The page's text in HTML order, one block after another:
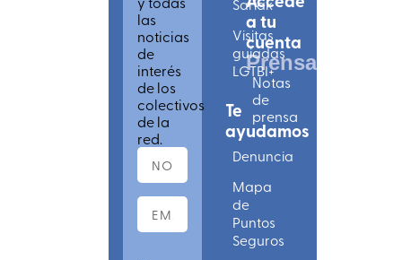
las
noticias
de
interés
de los
colectivos
de la
red.
Sariak
Visitas
guiadas
LGTBI+
Te
ayudamos
Denuncia
Mapa
de
Puntos
Seguros
a tu
cuenta
Prensa
Notas
de
prensa